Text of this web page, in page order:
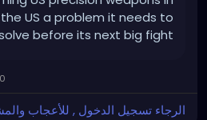
US a problem it needs to
before its next big fight.
الرجاء تسجيل الدخول , للأعجاب